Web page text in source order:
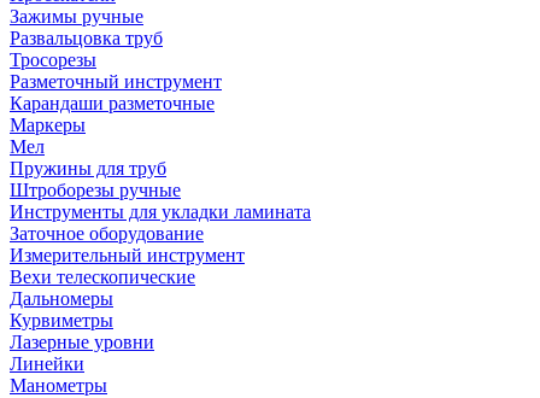
Зажимы ручные
Развальцовка труб
Тросорезы
Разметочный инструмент
Карандаши разметочные
Маркеры
Мел
Пружины для труб
Штроборезы ручные
Инструменты для укладки ламината
Заточное оборудование
Измерительный инструмент
Вехи телескопические
Дальномеры
Курвиметры
Лазерные уровни
Линейки
Манометры